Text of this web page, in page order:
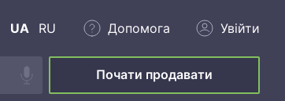
UA RU Допомога Увійти
Почати продавати